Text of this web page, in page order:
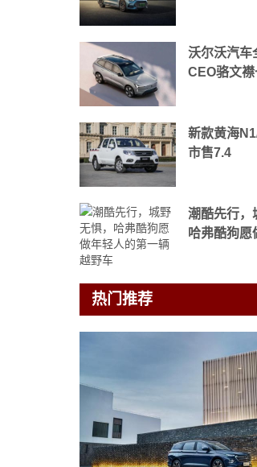
沃尔沃汽车
CEO骆文
新款黄海
市售7.4
潮酷先行，
哈弗酷狗愿
热门推荐